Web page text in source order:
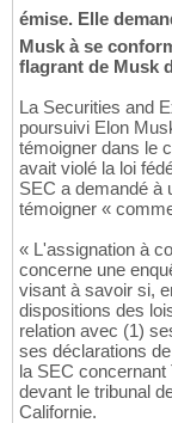
émise. Elle
Musk à se
flagrant de Musk
La Securities and
poursuivi Elon
témoigner dans le
avait violé la loi
SEC a demandé à
témoigner «
« L'assignation à
concerne une
visant à savoir si,
dispositions des
relation avec (1)
ses déclarations
la SEC concernant
devant le tribunal
Californie.